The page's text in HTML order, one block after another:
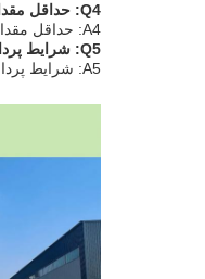
Q4: حداقل مقدار سفارش برای این محصول آتش گیر Castable چیست؟
A4: حداقل مقدار سفارش برای این محصول آتش شکن است 5 تن متریک.
Q5: شرایط پرداخت و زمان تحویل موجود برای این محصول آتش شکن چیست؟
A5: شرایط پرداخت موجود برای این محصول آتش شکن است L / C، T / T، و اتحادیه غربی. زمان تحویل برای محصولات سفارشی 5-45 روز است.جزئیات بسته بندی استندرد صادرات پالت چوبی.